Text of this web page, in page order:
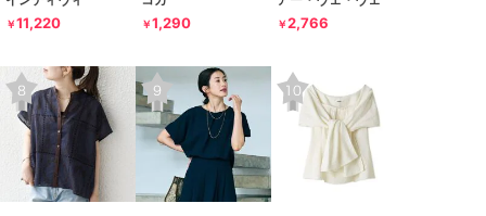
￥11,220 ￥1,290 ￥2,766